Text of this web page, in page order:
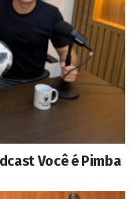
Você é Pimba